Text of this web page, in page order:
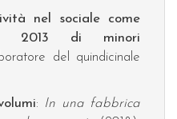
nel sociale come
2013 di minori
del quindicinale
: In una fabbrica